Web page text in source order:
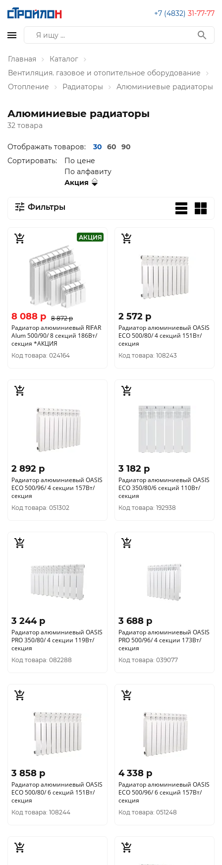
+7 (4832) 31-77-77
Главная
Каталог
Вентиляция. газовое и отопительное оборудование
Отопление
Радиаторы Алюминиевые радиаторы
Алюминиевые радиаторы
32 товара
Отображать товаров: 30 60
90
Сортировать:
По цене
По алфавиту
Акция
Фильтры
АКЦИЯ
8 088 p 8 872 p
Радиатор алюминиевый RIFAR
Alum 500/90/ 8 секций 186Вт/
секция *АКЦИЯ
Код товара: 024164
2 572 p
Радиатор алюминиевый OASIS
ECO 500/80/ 4 секций 151Вт/
секция
Код товара: 108243
2 892 p
Радиатор алюминиевый OASIS
ECO 500/96/ 4 секции 157Вт/
секция
Код товара: 051302
3 182 p
Радиатор алюминиевый OASIS
ECO 350/80/6 секций 110Вт/
секция
Код товара: 192938
3 244 p
Радиатор алюминиевый OASIS
PRO 350/80/ 4 секции 119Вт/
секция
Код товара: 082288
3 688 p
Радиатор алюминиевый OASIS
PRO 500/96/ 4 секции 173Вт/
секция
Код товара: 039077
3 858 p
Радиатор алюминиевый OASIS
ECO 500/80/ 6 секций 151Вт/
секция
Код товара: 108244
4 338 p
Радиатор алюминиевый OASIS
ECO 500/96/ 6 секций 157Вт/
секция
Код товара: 051248